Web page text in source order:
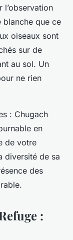
l’observation
blanche que ce
oiseaux sont
sur de
au sol. Un
ne rien
: Chugach
en
de votre
diversité de sa
des
: